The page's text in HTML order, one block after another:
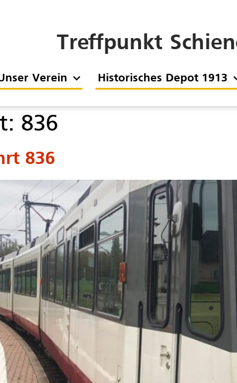
Treffpunkt
Verein Historisches Depot 1913
836
836